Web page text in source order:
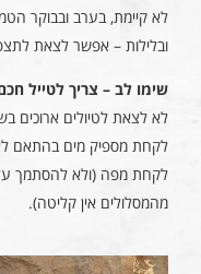
לא קיימת, בערב ובבוקר
ובלילות – אפשר לצאת
שימו לב – צריך לטייל
לא לצאת לטיולים ארוכים
לקחת מספיק מים בהתאם
לקחת מפה (ולא להסתמך
מהמסלולים אין קליטה).